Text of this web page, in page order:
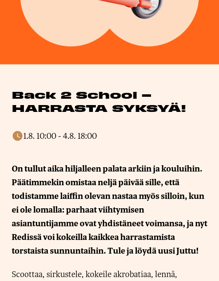
Back 2 School –
HARRASTA SYKSYÄ!
1.8. 10:00- 4.8. 18:00
On tullut aika hiljalleen palata arkiin ja kouluihin.
Päätimmekin omistaa neljä päivää sille, että
todistamme laiffin olevan nastaa myös silloin, kun
ei ole lomalla: parhaat viihtymisen
asiantuntijamme ovat yhdistäneet voimansa, ja nyt
Redissä voi kokeilla kaikkea harrastamista
torstaista sunnuntaihin. Tule ja löydä uusi Juttu!
Scoottaa, sirkustele, kokeile akrobatiaa, lennä,